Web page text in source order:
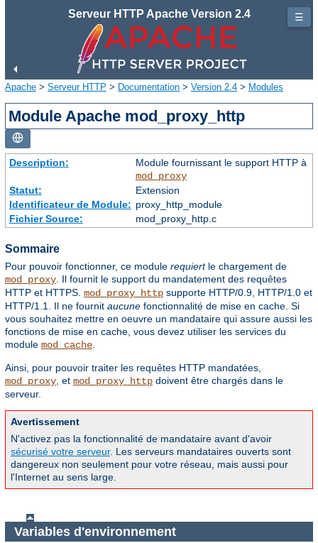
Serveur HTTP Apache Version 2.4
Apache > Serveur HTTP > Documentation > Version 2.4 > Modules
Module Apache mod_proxy_http
Description:
Module fournissant le support HTTP à
mod_proxy
Statut:
Extension
Identificateur de Module: proxy_http_module
Fichier Source:
mod_proxy_http.c
Sommaire
Pour pouvoir fonctionner, ce module requiertle chargement de
mod_proxy . Il fournit le support du mandatement des requêtes
HTTP et HTTPS. mod_proxy_http supporte HTTP/0.9, HTTP/1.0 et
HTTP/1.1. Il ne fournit aucune fonctionnalité de mise en cache. Si
vous souhaitez mettre en oeuvre un mandataire qui assure aussi les
fonctions de mise en cache, vous devez utiliser les services du
module mod_cache
Ainsi, pour pouvoir traiter les requêtes HTTP mandatées,
mod_proxy , et mod_proxy_http doivent être chargés dans le
serveur.
Avertissement
N'activez pas la fonctionnalité de mandataire avant d'avoir
sécurisé votre serveur. Les serveurs mandataires ouverts sont
dangereux non seulement pour votre réseau, mais aussi pour
l'Internet au sens large.
Variables d'environnement
☰